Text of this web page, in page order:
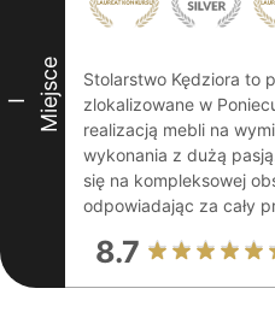
I Miejsce
Stolarstwo Kędziora to
zlokalizowane w
realizacją mebli na
wykonania z dużą
się na kompleksowej
odpowiadając za cały
8.7